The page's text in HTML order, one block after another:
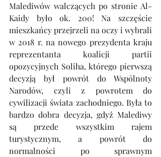
Malediwów walczących po stronie Al-
Kaidy było ok. 200! Na szczęście
mieszkańcy przejrzeli na oczy i wybrali
w 2018 r. na nowego prezydenta kraju
reprezentanta koalicji partii
opozycyjnych Soliha, którego pierwszą
decyzją był powrót do Wspólnoty
Narodów, czyli z powrotem do
cywilizacji świata zachodniego. Była to
bardzo dobra decyzja, gdyż Malediwy
są przede wszystkim rajem
turystycznym, a powrót do
normalności po sprawnym